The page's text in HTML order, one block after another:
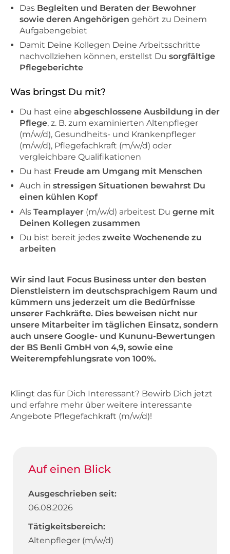
Das Begleiten und Beraten der Bewohner
sowie deren Angehörigen gehört zu Deinem
Aufgabengebiet
Damit Deine Kollegen Deine Arbeitsschritte
nachvollziehen können, erstellst Du sorgfältige
Pflegeberichte
Was bringst Du mit?
Du hast eine abgeschlossene Ausbildung in der
Pflege, z. B. zum examinierten Altenpfleger
(m/w/d), Gesundheits- und Krankenpfleger
(m/w/d), Pflegefachkraft (m/w/d) oder
vergleichbare Qualifikationen
Du hast Freude am Umgang mit Menschen
Auch in stressigen Situationen bewahrst Du
einen kühlen Kopf
Als Teamplayer (m/w/d) arbeitest Du gerne mit
Deinen Kollegen zusammen
Du bist bereit jedes zweite Wochenende zu
arbeiten
Wir sind laut Focus Business unter den besten
Dienstleistern im deutschsprachigem Raum und
kümmern uns jederzeit um die Bedürfnisse
unserer Fachkräfte. Dies beweisen nicht nur
unsere Mitarbeiter im täglichen Einsatz, sondern
auch unsere Google- und Kununu-Bewertungen
der BS Benli GmbH von 4,9, sowie eine
Weiterempfehlungsrate von 100%.
Klingt das für Dich Interessant? Bewirb Dich jetzt
und erfahre mehr über weitere interessante
Angebote Pflegefachkraft (m/w/d)!
Auf einen Blick
Ausgeschrieben seit:
06.08.2026
Tätigkeitsbereich:
Altenpfleger (m/w/d)